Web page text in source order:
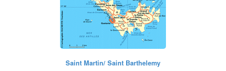
Saint Martin/ Saint Barthelemy